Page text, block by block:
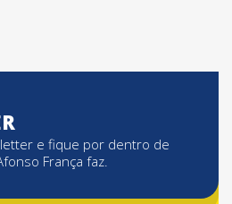
e fique por dentro de
França faz.